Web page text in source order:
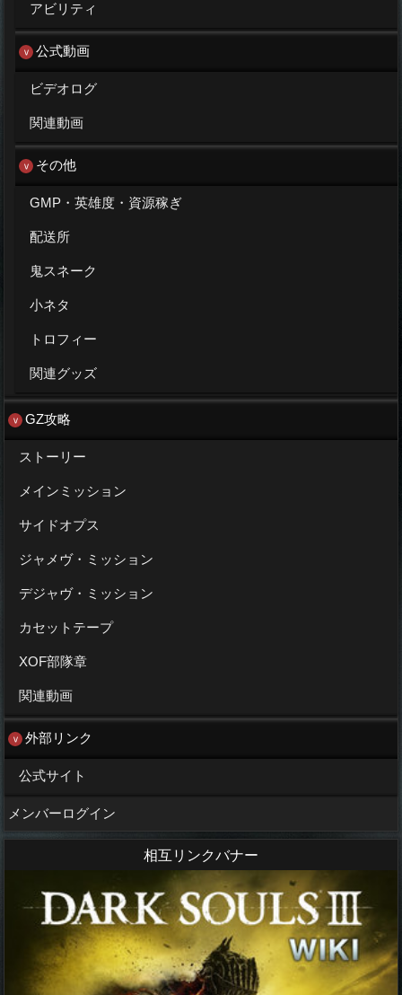
アビリティ
公式動画
ビデオログ
関連動画
その他
GMP・英雄度・資源稼ぎ
配送所
鬼スネーク
小ネタ
トロフィー
関連グッズ
GZ攻略
ストーリー
メインミッション
サイドオプス
ジャメヴ・ミッション
デジャヴ・ミッション
カセットテープ
XOF部隊章
関連動画
外部リンク
公式サイト
メンバーログイン
相互リンクバナー